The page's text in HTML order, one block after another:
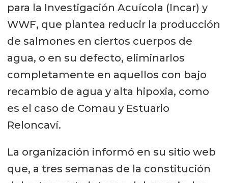
para la Investigación Acuícola (Incar) y
WWF, que plantea reducir la producción
de salmones en ciertos cuerpos de
agua, o en su defecto, eliminarlos
completamente en aquellos con bajo
recambio de agua y alta hipoxia, como
es el caso de Comau y Estuario
Reloncaví.
La organización informó en su sitio web
que, a tres semanas de la constitución